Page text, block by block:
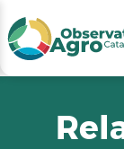
2
3
4